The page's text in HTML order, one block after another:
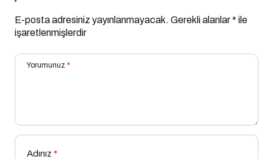
E-posta adresiniz yayınlanmayacak. Gerekli alanlar* ile
işaretlenmişlerdir
Yorumunuz *
Adınız *